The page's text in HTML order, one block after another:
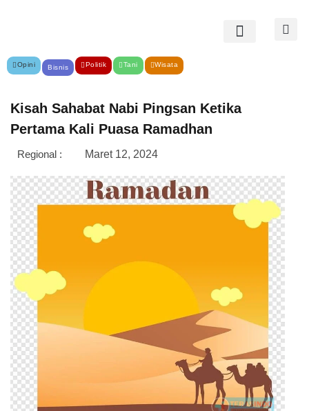
Opini Bisnis Politik Tani Wisata
Kisah Sahabat Nabi Pingsan Ketika
Pertama Kali Puasa Ramadhan
Regional : Maret 12, 2024